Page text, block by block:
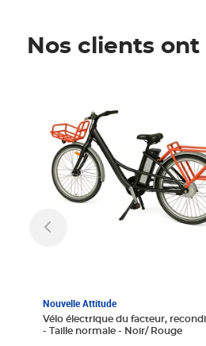
Nos clients
Nouvelle Attitude
Vélo électrique du facteur,
- Taille normale - Noir/ Rouge